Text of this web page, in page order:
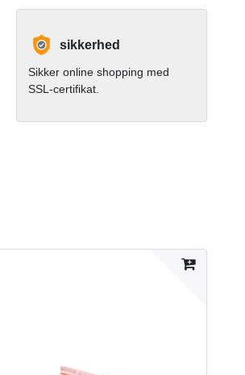
sikkerhed
Sikker online shopping med
SSL-certifikat.